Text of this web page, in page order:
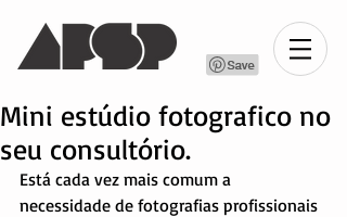
Mini estúdio fotografico no
seu consultório.
Está cada vez mais comum a
necessidade de fotografias profissionais